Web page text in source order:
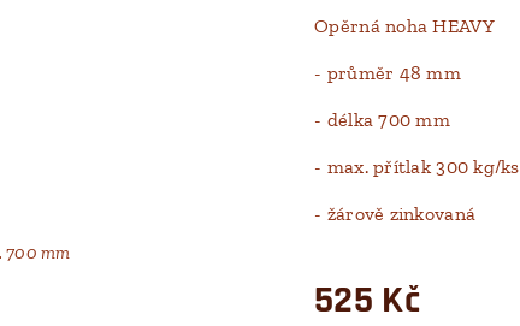
700 mm
Opěrná noha HEAVY
- průměr 48 mm
- délka 700 mm
- max. přítlak 300 kg/ks
- žárově zinkovaná
525 Kč